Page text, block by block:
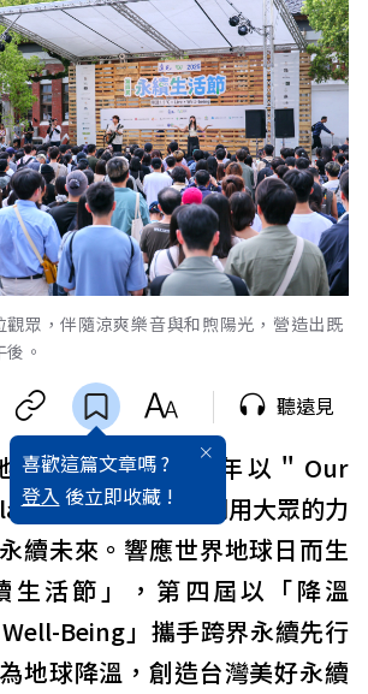
觀眾，伴隨涼爽樂音與和煦陽光，營造出既
。
喜歡這篇文章嗎 ?
登入 後立即收藏 !
聽遠見
球日第55年，今年以＂ Our
＂為主題，強調用大眾的力
續未來。響應世界地球日而生
生活節」，第四屆以「降溫
Well-Being 」攜手跨界永續先行
地球降溫，創造台灣美好永續